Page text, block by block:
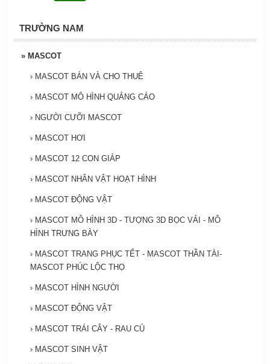
TRƯỜNG NAM
» MASCOT
› MASCOT BÁN VÀ CHO THUÊ
› MASCOT MÔ HÌNH QUẢNG CÁO
› NGƯỜI CƯỠI MASCOT
› MASCOT HƠI
› MASCOT 12 CON GIÁP
› MASCOT NHÂN VẬT HOẠT HÌNH
› MASCOT ĐỘNG VẬT
› MASCOT MÔ HÌNH 3D - TƯỢNG 3D BỌC VẢI - MÔ
HÌNH TRƯNG BÀY
› MASCOT TRANG PHỤC TẾT - MASCOT THẦN TÀI-
MASCOT PHÚC LỘC THỌ
› MASCOT HÌNH NGƯỜI
› MASCOT ĐỘNG VẬT
› MASCOT TRÁI CÂY - RAU CỦ
› MASCOT SINH VẬT